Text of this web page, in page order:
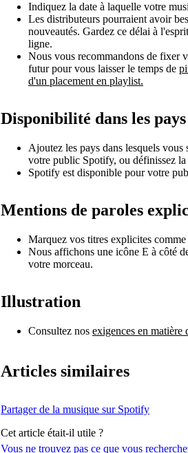
Vous ne trouvez pas ce que vous
Indiquez la date à laquelle votre
Les distributeurs pourraient avoir
nouveautés. Gardez ce délai à
ligne.
Nous vous recommandons de fixer
futur pour vous laisser le temps de
d'un placement en playlist.
Disponibilité dans les pays
Ajoutez les pays dans lesquels
votre public Spotify, ou définissez
Spotify est disponible pour votre
Mentions de paroles
Marquez vos titres explicites comme
Nous affichons une icône E à côté
votre morceau.
Illustration
Consultez nos exigences en matière
Articles similaires
Partager de la musique sur Spotify
Cet article était-il utile ?